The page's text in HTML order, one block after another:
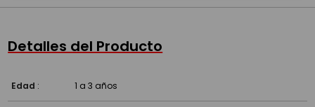
Detalles del Producto
Edad : 1 a 3 años